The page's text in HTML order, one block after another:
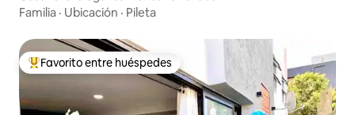
Familia · Ubicación · Pileta
Favorito entre los huéspedes más destacados
Favorito entre huéspedes